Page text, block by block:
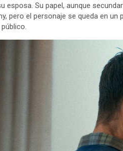
esposa. Su papel, aunque
pero el personaje se queda en